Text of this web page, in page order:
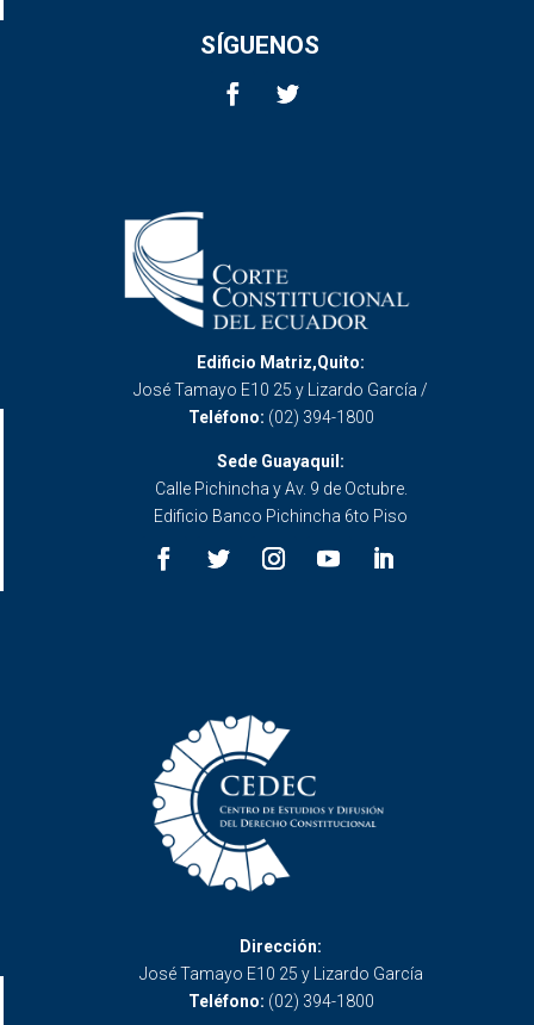
SÍGUENOS
Edificio Matriz,Quito:
José Tamayo E10 25 y Lizardo García /
Teléfono: (02) 394-1800
Sede Guayaquil:
Calle Pichincha y Av. 9 de Octubre.
Edificio Banco Pichincha 6to Piso
Dirección:
José Tamayo E10 25 y Lizardo García
Teléfono: (02) 394-1800